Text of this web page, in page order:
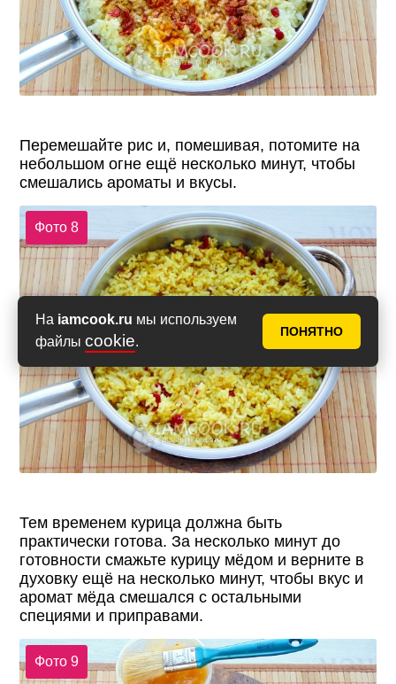
На iamcook.ru мы используем
файлы cookie.
ПОНЯТНО
Перемешайте рис и, помешивая, потомите на
небольшом огне ещё несколько минут, чтобы
смешались ароматы и вкусы.
Фото 8
Тем временем курица должна быть
практически готова. За несколько минут до
готовности смажьте курицу мёдом и верните в
духовку ещё на несколько минут, чтобы вкус и
аромат мёда смешался с остальными
специями и приправами.
Фото 9